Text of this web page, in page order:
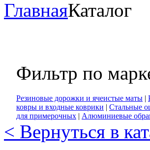
ГлавнаяКаталог
Фильтр по
Резиновые дорожки и ячеистые маты |
ковры и входные коврики | Стальные
для примерочных | Алюминиевые
< Вернуться в